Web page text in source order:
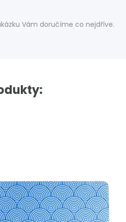
Vám doručíme co nejdříve.